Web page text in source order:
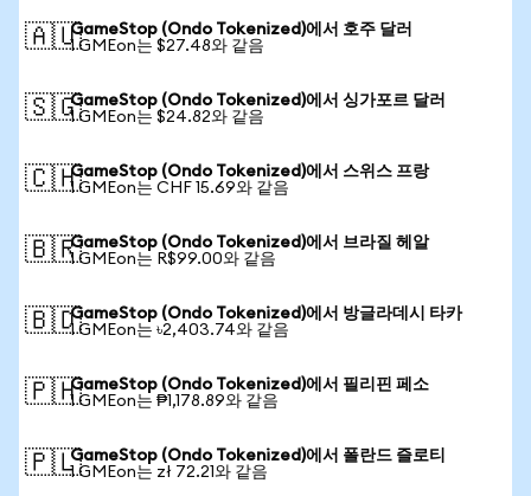
🇦🇺GameStop (Ondo Tokenized)에서 호주 달러
1 GMEon는 $27.48와 같음
🇸🇬GameStop (Ondo Tokenized)에서 싱가포르 달러
1 GMEon는 $24.82와 같음
🇨🇭GameStop (Ondo Tokenized)에서 스위스 프랑
1 GMEon는 CHF 15.69와 같음
🇧🇷GameStop (Ondo Tokenized)에서 브라질 헤알
1 GMEon는 R$99.00와 같음
🇧🇩GameStop (Ondo Tokenized)에서 방글라데시 타카
1 GMEon는 ৳2,403.74와 같음
🇵🇭GameStop (Ondo Tokenized)에서 필리핀 페소
1 GMEon는 ₱1,178.89와 같음
🇵🇱GameStop (Ondo Tokenized)에서 폴란드 즐로티
1 GMEon는 zł 72.21와 같음